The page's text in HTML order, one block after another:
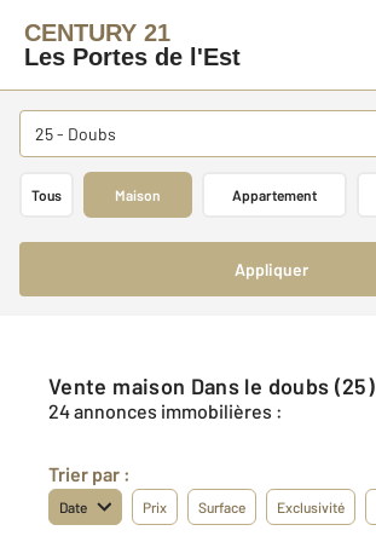
CENTURY 21
Les Portes de l'Est
25 - Doubs
Tous Maison Appartement
Appliquer
Vente maison Dans le doubs (25)
24 annonces immobilières :
Trier par :
Date Prix Surface Exclusivité